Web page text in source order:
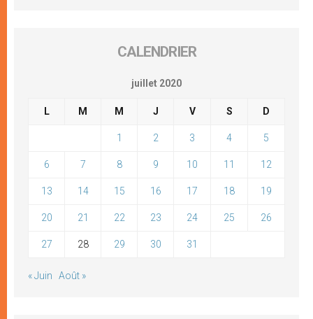
CALENDRIER
juillet 2020
L M M J V S D
1 2 3 4 5
6 7 8 9 10 11 12
13 14 15 16 17 18 19
20 21 22 23 24 25 26
27 28 29 30 31
« Juin Août »